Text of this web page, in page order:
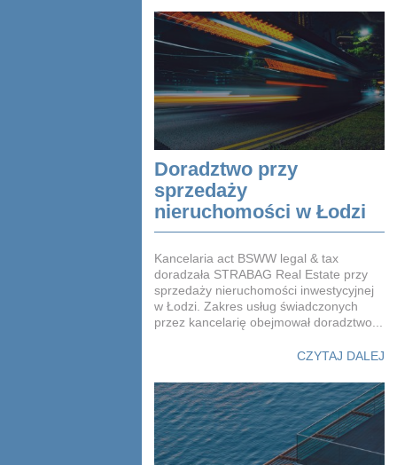
Doradztwo przy
sprzedaży
nieruchomości w Łodzi
Kancelaria act BSWW legal & tax
doradzała STRABAG Real Estate przy
sprzedaży nieruchomości inwestycyjnej
w Łodzi. Zakres usług świadczonych
przez kancelarię obejmował doradztwo...
CZYTAJ DALEJ